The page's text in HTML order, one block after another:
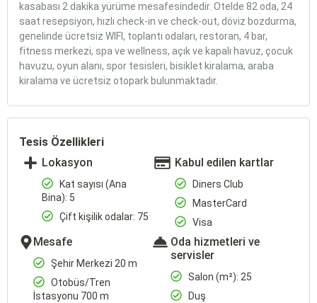
kasabası 2 dakika yürüme mesafesindedir. Otelde 82 oda, 24
saat resepsiyon, hızlı check-in ve check-out, döviz bozdurma,
genelinde ücretsiz WIFI, toplantı odaları, restoran, 4 bar,
fitness merkezi, spa ve wellness, açık ve kapalı havuz, çocuk
havuzu, oyun alanı, spor tesisleri, bisiklet kiralama, araba
kiralama ve ücretsiz otopark bulunmaktadır.
Tesis Özellikleri
Lokasyon
Kat sayısı (Ana
Bina): 5
Çift kişilik odalar: 75
Kabul edilen kartlar
Diners Club
MasterCard
Visa
Mesafe
Şehir Merkezi 20 m
Otobüs/Tren
İstasyonu 700 m
Oda hizmetleri ve
servisler
Salon (m²): 25
Duş